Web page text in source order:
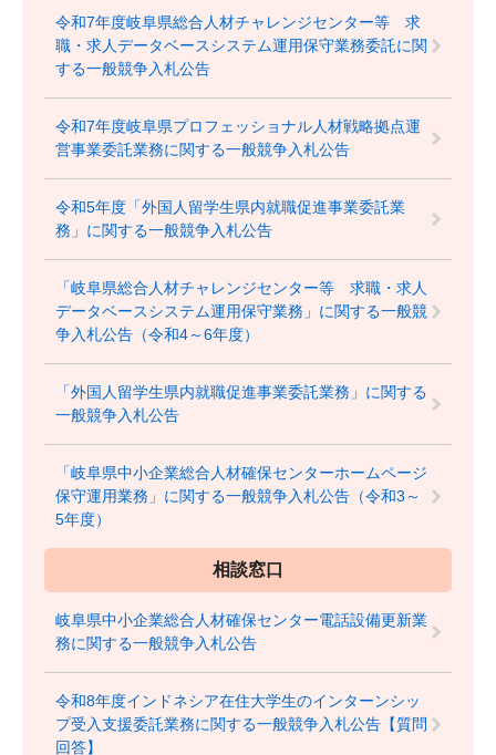
令和7年度岐阜県総合人材チャレンジセンター等 求
職・求人データベースシステム運用保守業務委託に関
する一般競争入札公告
令和7年度岐阜県プロフェッショナル人材戦略拠点運
営事業委託業務に関する一般競争入札公告
令和5年度「外国人留学生県内就職促進事業委託業
務」に関する一般競争入札公告
「岐阜県総合人材チャレンジセンター等 求職・求人
データベースシステム運用保守業務」に関する一般競
争入札公告（令和4～6年度）
「外国人留学生県内就職促進事業委託業務」に関する
一般競争入札公告
「岐阜県中小企業総合人材確保センターホームページ
保守運用業務」に関する一般競争入札公告（令和3～
5年度）
相談窓口
岐阜県中小企業総合人材確保センター電話設備更新業
務に関する一般競争入札公告
令和8年度インドネシア在住大学生のインターンシッ
プ受入支援委託業務に関する一般競争入札公告【質問
回答】